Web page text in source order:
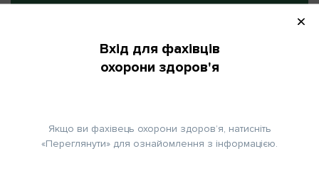
Премедикація: 500 мл 0,9% розчину NaCl + 10 мЕкв KCI + 8
мЕкв MgSO
внутрішньовенно протягом 60 хв.
Вхід для фахівців
охорони здоров'я
Якщо ви фахівець охорони здоров’я, натисніть
«Переглянути» для ознайомлення з інформацією.